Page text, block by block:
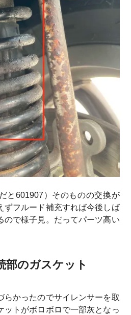
と601907）そのものの交換が
ずフルード補充すれば今後しば
ので様子見。だってパーツ高い
部のガスケット
らかったのでサイレンサーを取
ットがボロボロで一部灰となっ